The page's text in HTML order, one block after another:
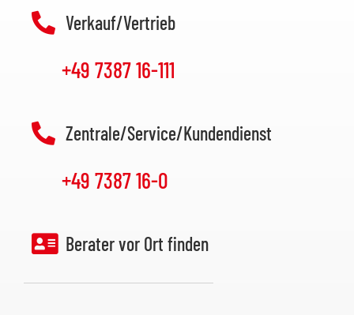
Verkauf/Vertrieb
+49 7387 16-111
Zentrale/Service/Kundendienst
+49 7387 16-0
Berater vor Ort finden